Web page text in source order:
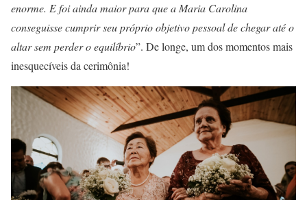
enorme. E foi ainda maior para que a Maria Carolina
conseguisse cumprir seu próprio objetivo pessoal de chegar até o
altar sem perder o equilíbrio”. De longe, um dos momentos mais
inesquecíveis da cerimônia!